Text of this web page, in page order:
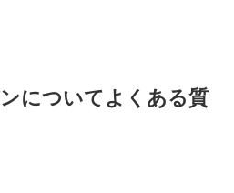
についてよくある質